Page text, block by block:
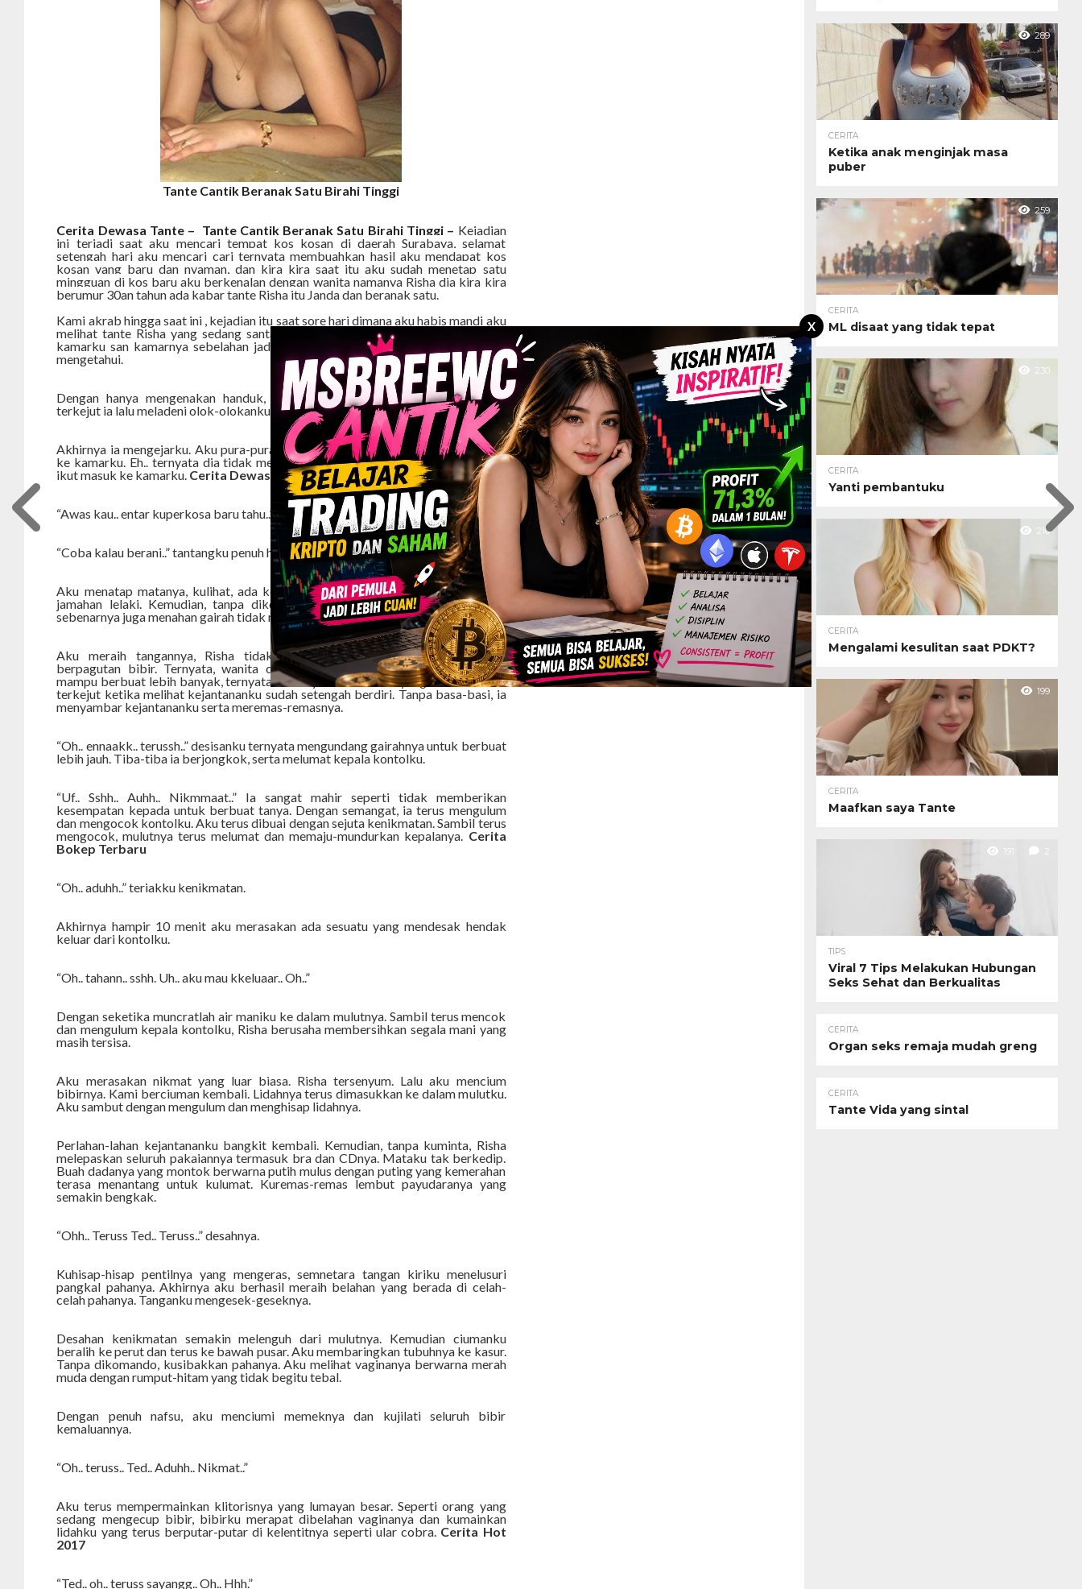
X
Tante Cantik Beranak Satu Birahi Tinggi
Cerita Dewasa Tante – Tante Cantik Beranak Satu Birahi Tinggi – Kejadian
ini terjadi saat aku mencari tempat kos kosan di daerah Surabaya, selamat
setengah hari aku mencari cari ternyata membuahkan hasil aku mendapat kos
kosan yang baru dan nyaman, dan kira kira saat itu aku sudah menetap satu
mingguan di kos baru aku berkenalan dengan wanita namanya Risha dia kira kira
berumur 30an tahun ada kabar tante Risha itu Janda dan beranak satu.
Kami akrab hingga saat ini , kejadian itu saat sore hari dimana aku habis mandi aku
melihat tante Risha yang sedang santai santai di kamarnya sambil nonton TV ,
kamarku san kamarnya sebelahan jadi apapun yang kami lakukan kurang lebih
mengetahui.
Dengan hanya mengenakan handuk, aku mencoba menggoda Risha. Dengan
terkejut ia lalu meladeni olok-olokanku. Aku semakin berani mengolok-oloknya.
Akhirnya ia mengejarku. Aku pura-pura berusaha mengelak dan mencoba masuk
ke kamarku. Eh.. ternyata dia tidak menghentikan niatnya untuk memukulku dan
ikut masuk ke kamarku. Cerita Dewasa Tante 2017
“Awas kau.. entar kuperkosa baru tahu..” gertaknya.
“Coba kalau berani..” tantangku penuh harap.
Aku menatap matanya, kulihat, ada kerinduan yang selama ini terpendam, oleh
jamahan lelaki. Kemudian, tanpa dikomando ia menutup kamarku. Aku yang
sebenarnya juga menahan gairah tidak membuang-buang kesempatan itu.
Aku meraih tangannya, Risha tidak menolak. Kemudian kami sama-sama
berpagutan bibir. Ternyata, wanita cantik ini sangat agresif. Belum lagi aku
mampu berbuat lebih banyak, ternyata ia menyambar handuk yang kukenakan. Ia
terkejut ketika melihat kejantananku sudah setengah berdiri. Tanpa basa-basi, ia
menyambar kejantananku serta meremas-remasnya.
“Oh.. ennaakk.. terussh..” desisanku ternyata mengundang gairahnya untuk berbuat
lebih jauh. Tiba-tiba ia berjongkok, serta melumat kepala kontolku.
“Uf.. Sshh.. Auhh.. Nikmmaat..” Ia sangat mahir seperti tidak memberikan
kesempatan kepada untuk berbuat tanya. Dengan semangat, ia terus mengulum
dan mengocok kontolku. Aku terus dibuai dengan sejuta kenikmatan. Sambil terus
mengocok, mulutnya terus melumat dan memaju-mundurkan kepalanya. Cerita
Bokep Terbaru
“Oh.. aduhh..” teriakku kenikmatan.
Akhirnya hampir 10 menit aku merasakan ada sesuatu yang mendesak hendak
keluar dari kontolku.
“Oh.. tahann.. sshh. Uh.. aku mau kkeluaar.. Oh..”
Dengan seketika muncratlah air maniku ke dalam mulutnya. Sambil terus mencok
dan mengulum kepala kontolku, Risha berusaha membersihkan segala mani yang
masih tersisa.
Aku merasakan nikmat yang luar biasa. Risha tersenyum. Lalu aku mencium
bibirnya. Kami berciuman kembali. Lidahnya terus dimasukkan ke dalam mulutku.
Aku sambut dengan mengulum dan menghisap lidahnya.
Perlahan-lahan kejantananku bangkit kembali. Kemudian, tanpa kuminta, Risha
melepaskan seluruh pakaiannya termasuk bra dan CDnya. Mataku tak berkedip.
Buah dadanya yang montok berwarna putih mulus dengan puting yang kemerahan
terasa menantang untuk kulumat. Kuremas-remas lembut payudaranya yang
semakin bengkak.
“Ohh.. Teruss Ted.. Teruss..” desahnya.
Kuhisap-hisap pentilnya yang mengeras, semnetara tangan kiriku menelusuri
pangkal pahanya. Akhirnya aku berhasil meraih belahan yang berada di celah-
celah pahanya. Tanganku mengesek-geseknya.
Desahan kenikmatan semakin melenguh dari mulutnya. Kemudian ciumanku
beralih ke perut dan terus ke bawah pusar. Aku membaringkan tubuhnya ke kasur.
Tanpa dikomando, kusibakkan pahanya. Aku melihat vaginanya berwarna merah
muda dengan rumput-hitam yang tidak begitu tebal.
Dengan penuh nafsu, aku menciumi memeknya dan kujilati seluruh bibir
kemaluannya.
“Oh.. teruss.. Ted.. Aduhh.. Nikmat..”
Aku terus mempermainkan klitorisnya yang lumayan besar. Seperti orang yang
sedang mengecup bibir, bibirku merapat dibelahan vaginanya dan kumainkan
lidahku yang terus berputar-putar di kelentitnya seperti ular cobra. Cerita Hot
2017
“Ted.. oh.. teruss sayangg.. Oh.. Hhh.”
289
CERITA
Ketika anak menginjak masa
puber
259
CERITA
ML disaat yang tidak tepat
230
CERITA
Yanti pembantuku
216
CERITA
Mengalami kesulitan saat PDKT?
199
CERITA
Maafkan saya Tante
191 2
TIPS
Viral 7 Tips Melakukan Hubungan
Seks Sehat dan Berkualitas
CERITA
Organ seks remaja mudah greng
CERITA
Tante Vida yang sintal